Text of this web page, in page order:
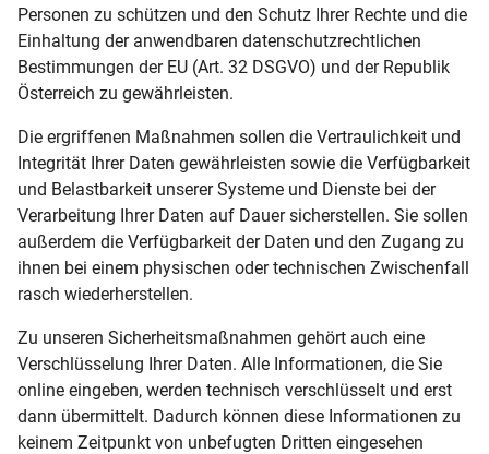
Personen zu schützen und den Schutz Ihrer Rechte und die
Einhaltung der anwendbaren datenschutzrechtlichen
Bestimmungen der EU (Art. 32 DSGVO) und der Republik
Österreich zu gewährleisten.
Die ergriffenen Maßnahmen sollen die Vertraulichkeit und
Integrität Ihrer Daten gewährleisten sowie die Verfügbarkeit
und Belastbarkeit unserer Systeme und Dienste bei der
Verarbeitung Ihrer Daten auf Dauer sicherstellen. Sie sollen
außerdem die Verfügbarkeit der Daten und den Zugang zu
ihnen bei einem physischen oder technischen Zwischenfall
rasch wiederherstellen.
Zu unseren Sicherheitsmaßnahmen gehört auch eine
Verschlüsselung Ihrer Daten. Alle Informationen, die Sie
online eingeben, werden technisch verschlüsselt und erst
dann übermittelt. Dadurch können diese Informationen zu
keinem Zeitpunkt von unbefugten Dritten eingesehen